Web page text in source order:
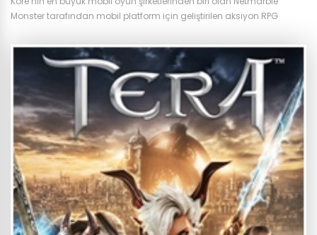
Monster tarafından mobil platform için geliştirilen aksiyon RPG
Marvel karakterlerini bir araya getiriyor. Çıktığı günden bu yana
düzenli olarak güncellenerek 176 karaktere ulaşan oyun, gösterime
giren Marvel filmlerini de arkasına alarak popülaritesini korumaya
devam ediyor. Geçtiğimiz...